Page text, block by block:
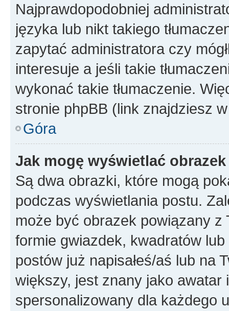
Najprawdopodobniej
języka lub nikt takiego
zapytać administratora czy
interesuje a jeśli takie
wykonać takie tłumaczenie.
stronie phpBB (link znajdziesz
Góra
Jak mogę wyświetlać
Są dwa obrazki, które mogą
podczas wyświetlania postu.
może być obrazek powiązany z
formie gwiazdek, kwadratów
postów już napisałeś/aś lub na
większy, jest znany jako
spersonalizowany dla każdego